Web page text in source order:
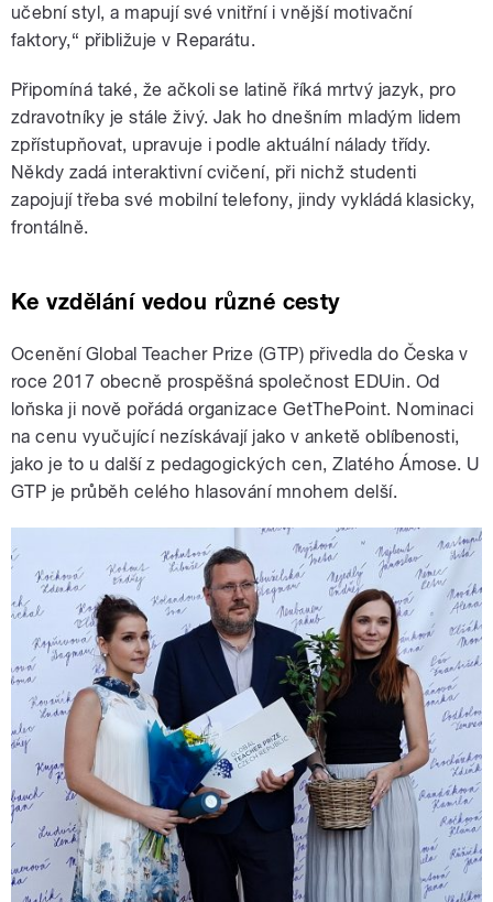
učební styl, a mapují své vnitřní i vnější motivační
faktory,“ přibližuje v Reparátu.
Připomíná také, že ačkoli se latině říká mrtvý jazyk, pro
zdravotníky je stále živý. Jak ho dnešním mladým lidem
zpřístupňovat, upravuje i podle aktuální nálady třídy.
Někdy zadá interaktivní cvičení, při nichž studenti
zapojují třeba své mobilní telefony, jindy vykládá klasicky,
frontálně.
Ke vzdělání vedou různé cesty
Ocenění Global Teacher Prize (GTP) přivedla do Česka v
roce 2017 obecně prospěšná společnost EDUin. Od
loňska ji nově pořádá organizace GetThePoint. Nominaci
na cenu vyučující nezískávají jako v anketě oblíbenosti,
jako je to u další z pedagogických cen, Zlatého Ámose. U
GTP je průběh celého hlasování mnohem delší.